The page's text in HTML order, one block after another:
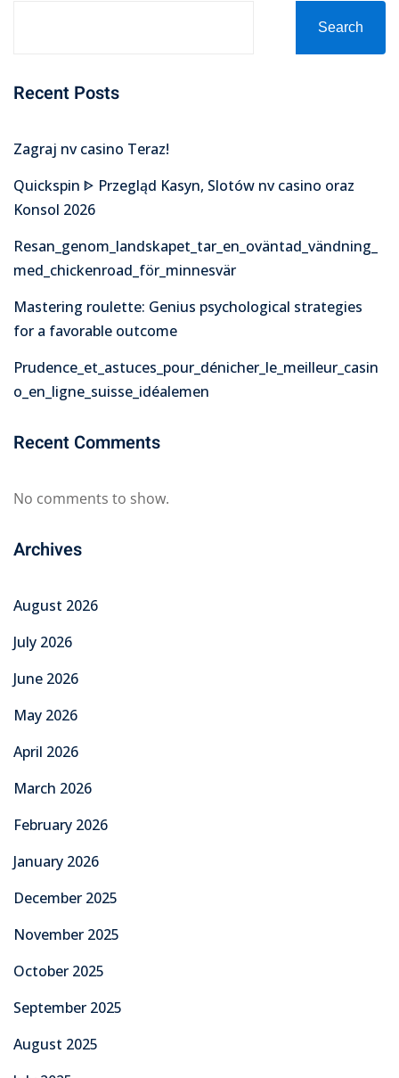
Search
Recent Posts
Zagraj nv casino Teraz!
Quickspin ᐈ Przegląd Kasyn, Slotów nv casino oraz
Konsol 2026
Resan_genom_landskapet_tar_en_oväntad_vändning_
med_chickenroad_för_minnesvär
Mastering roulette: Genius psychological strategies
for a favorable outcome
Prudence_et_astuces_pour_dénicher_le_meilleur_casin
o_en_ligne_suisse_idéalemen
Recent Comments
No comments to show.
Archives
August 2026
July 2026
June 2026
May 2026
April 2026
March 2026
February 2026
January 2026
December 2025
November 2025
October 2025
September 2025
August 2025